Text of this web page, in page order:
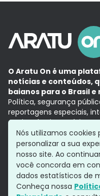
O Aratu On é uma
notícias e conteúdos,
baianos para o Brasil
Política, segurança
reportagens especiais,
Aqui, tudo vira notícia e
com a credibilidade do
Grupo Aratu
Política
Siga-nos
Nós utilizamos cookies
personalizar a sua
nosso site. Ao
você concorda em
dados estatísticos de
Conheça nossa